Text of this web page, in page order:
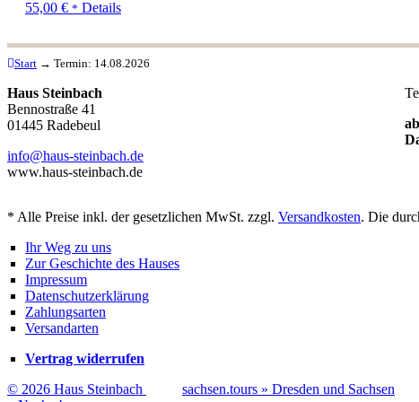
55,00 € * DetailsDieses
Varianten
auf
der
werden
Start → Termin: 14.08.2026
Haus Steinbach
Bennostraße 41
01445 Radebeul
info@haus-steinbach.de
www.haus-steinbach.de
* Alle Preise inkl. der gesetzlichen MwSt. zzgl. Versandkosten. Die
Ihr Weg zu uns
Zur Geschichte des Hauses
Impressum
Datenschutzerklärung
Zahlungsarten
Versandarten
Vertrag widerrufen
© 2026 Haus Steinbach
sachsen.tours » Dresden und Sachsen